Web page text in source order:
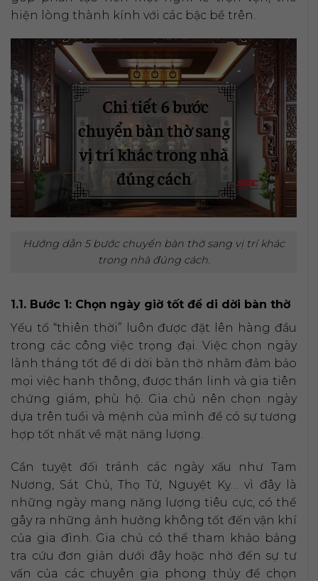
hiện lòng thành kính với các bậc bề trên.
Hướng dẫn 5 bước chuyển bàn thờ sang vị trí khác
trong nhà đúng cách.
1.1. Bước 1: Chọn ngày giờ tốt để di dời bàn thờ
Yếu tố “thiên thời” luôn được đặt lên hàng đầu
trong các công việc trọng đại. Việc chọn ngày
lành tháng tốt để di dời bàn thờ nhằm đảm bảo
mọi việc hanh thông, được thần linh và gia tiên
chứng giám, phù hộ. Gia chủ nên chọn ngày
dựa trên tuổi và mệnh của mình để có sự tương
hợp tốt nhất về mặt năng lượng.
Cần tuyệt đối tránh các ngày xấu như Tam
Nương, Sát Chủ, Thọ Tử, Nguyệt Kỵ… vì đây là
những ngày mang năng lượng tiêu cực, có thể
gây ra những ảnh hưởng không tốt đến vận khí
của gia đình. Gia chủ có thể tham khảo bảng
tra cứu đơn giản dưới đây hoặc nhờ đến sự tư
vấn của các chuyên gia phong thủy để chọn